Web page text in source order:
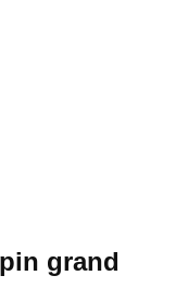
grand